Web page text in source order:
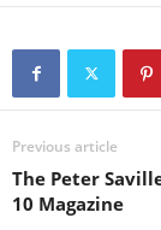
Previous article
The Peter
10 Magazine